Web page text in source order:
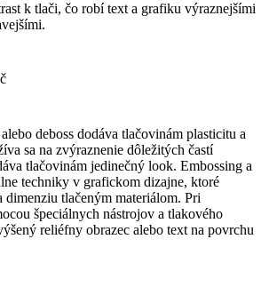
k tlači, čo robí text a grafiku výraznejšími
deboss dodáva tlačovinám plasticitu a
sa na zvýraznenie dôležitých častí
tlačovinám jedinečný look. Embossing a
techniky v grafickom dizajne, ktoré
dimenziu tlačeným materiálom. Pri
špeciálnych nástrojov a tlakového
reliéfny obrazec alebo text na povrchu